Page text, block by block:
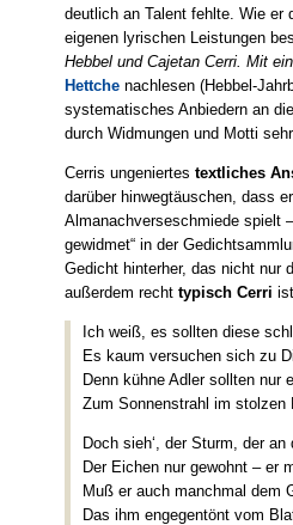
deutlich an Talent fehlte. Wie er
eigenen lyrischen Leistungen
Hebbel und Cajetan Cerri. Mit
Hettche nachlesen (Hebbel-
systematisches Anbiedern an
durch Widmungen und Motti
Cerris ungeniertes textliches
darüber hinwegtäuschen, dass
Almanachverseschmiede spielt
gewidmet“ in der
Gedicht hinterher, das nicht nur
außerdem recht typisch Cerri
Ich weiß, es sollten diese
Es kaum versuchen sich zu
Denn kühne Adler sollten nur
Zum Sonnenstrahl im stolzen
Doch sieh‘, der Sturm, der
Der Eichen nur gewohnt – er
Muß er auch manchmal dem
Das ihm engegentönt vom